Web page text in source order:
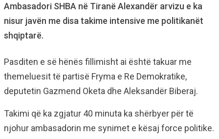
Ambasadori SHBA në Tiranë Alexandër arvizu e ka
nisur javën me disa takime intensive me politikanët
shqiptarë.
Pasditen e së hënës fillimisht ai është takuar me
themeluesit të partisë Fryma e Re Demokratike,
deputetin Gazmend Oketa dhe Aleksandër Biberaj.
Takimi që ka zgjatur 40 minuta ka shërbyer për të
njohur ambasadorin me synimet e kësaj force politike.